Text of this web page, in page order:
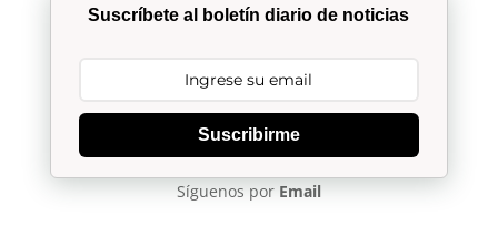
Suscríbete al boletín diario de noticias
Suscribirme
Síguenos por Email